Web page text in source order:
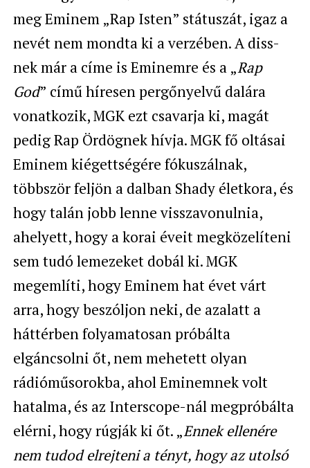
meg Eminem „Rap Isten” státuszát, igaz a
nevét nem mondta ki a verzében. A diss-
nek már a címe is Eminemre és a „Rap
God” című híresen pergőnyelvű dalára
vonatkozik, MGK ezt csavarja ki, magát
pedig Rap Ördögnek hívja. MGK fő oltásai
Eminem kiégettségére fókuszálnak,
többször feljön a dalban Shady életkora, és
hogy talán jobb lenne visszavonulnia,
ahelyett, hogy a korai éveit megközelíteni
sem tudó lemezeket dobál ki. MGK
megemlíti, hogy Eminem hat évet várt
arra, hogy beszóljon neki, de azalatt a
háttérben folyamatosan próbálta
elgáncsolni őt, nem mehetett olyan
rádióműsorokba, ahol Eminemnek volt
hatalma, és az Interscope-nál megpróbálta
elérni, hogy rúgják ki őt. „Ennek ellenére
nem tudod elrejteni a tényt, hogy az utolsó